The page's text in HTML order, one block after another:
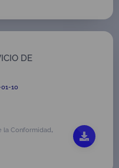
DE
10
la Conformidad,